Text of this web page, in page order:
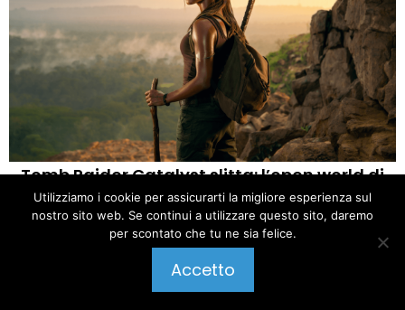
Tomb Raider Catalyst slitta: l’open world di
Lara Croft rinviato
Pubblica un commento
Utilizziamo i cookie per assicurarti la migliore esperienza sul
nostro sito web. Se continui a utilizzare questo sito, daremo
per scontato che tu ne sia felice.
Accetto